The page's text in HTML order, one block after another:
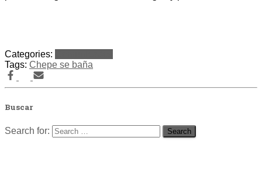
Categories:
Tags: Chepe se baña
Buscar
Search for: